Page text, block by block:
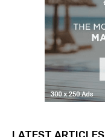
LATEST ARTICLES